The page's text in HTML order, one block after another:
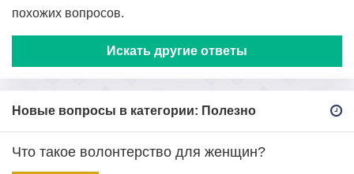
похожих вопросов.
Искать другие ответы
Новые вопросы в категории: Полезно
Что такое волонтерство для женщин?